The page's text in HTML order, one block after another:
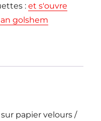
:et s'ouvre
golshem
papier velours /